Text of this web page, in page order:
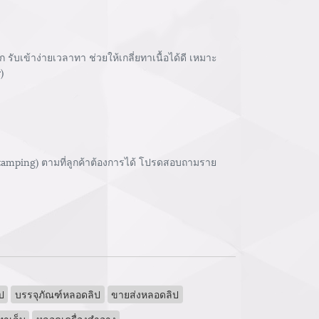
เข้าง่ายเวลาทา ช่วยให้เกลี่ยทาเนื้อได้ดี เหมาะ
ตามที่ลูกค้าต้องการได้ โปรดสอบถามราย
บรรจุภัณฑ์หลอดลิป
ขายส่งหลอดลิป